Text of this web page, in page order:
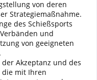
von deren
Strategiemaßnahme.
des Schießsports
und
von geeigneten
Akzeptanz und des
die mit Ihren